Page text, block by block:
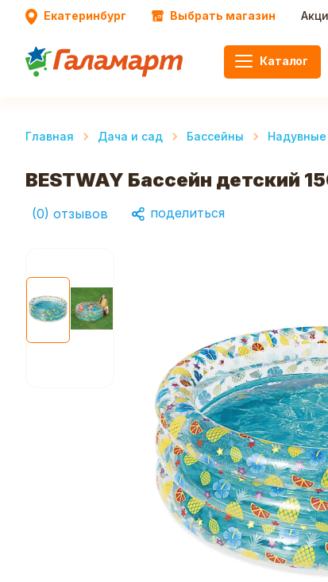
Екатеринбург Выбрать магазин
Каталог
Главная Дача и сад Бассейны Надувные
BESTWAY Бассейн детский
(0) отзывов поделиться